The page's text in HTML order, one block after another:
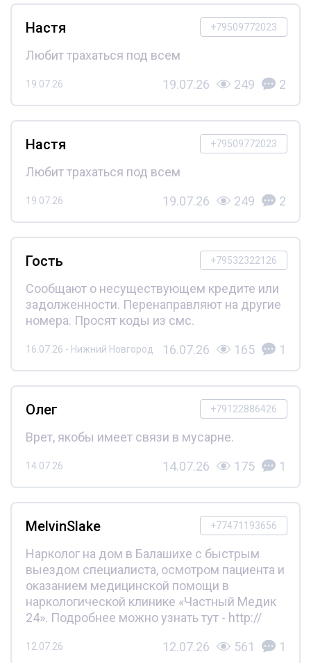
+79509772023
Настя
Любит трахаться под всем
19.07.26 19.07.26 249 2
+79509772023
Настя
Любит трахаться под всем
19.07.26 19.07.26 249 2
+79532322126
Гость
Сообщают о несуществующем кредите или
задолженности. Перенаправляют на другие
номера. Просят коды из смс.
16.07.26 - Нижний Новгород 16.07.26 165 1
+79122886426
Олег
Врет, якобы имеет связи в мусарне.
14.07.26 14.07.26 175 1
+77471193656
MelvinSlake
Нарколог на дом в Балашихе с быстрым
выездом специалиста, осмотром пациента и
оказанием медицинской помощи в
наркологической клинике «Частный Медик
24». Подробнее можно узнать тут - http://
12.07.26 12.07.26 561 1